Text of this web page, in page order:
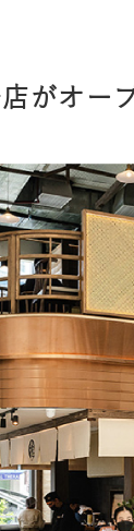
がオー